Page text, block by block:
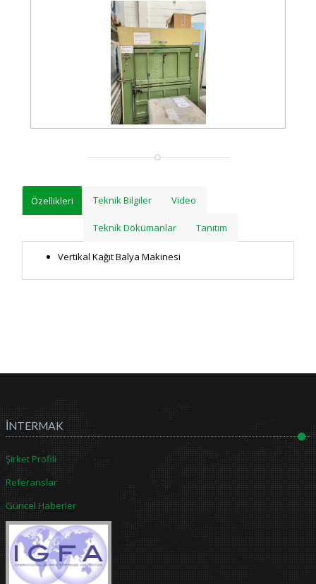
Özellikleri Teknik Bilgiler Video
Teknik Dökümanlar Tanıtım
Vertikal Kağıt Balya Makinesi
İNTERMAK
Şirket Profili
Referanslar
Güncel Haberler